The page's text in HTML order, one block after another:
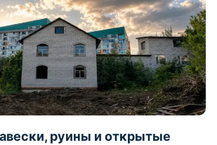
руины и открытые